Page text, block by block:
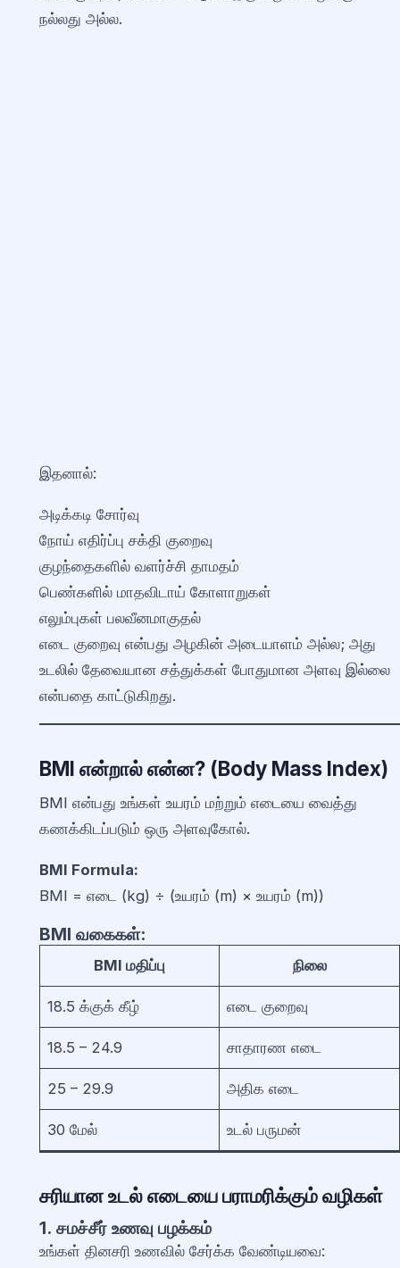
நல்லது அல்ல.
இதனால்:
அடிக்கடி சோர்வு
நோய் எதிர்ப்பு சக்தி குறைவு
குழந்தைகளில் வளர்ச்சி தாமதம்
பெண்களில் மாதவிடாய் கோளாறுகள்
எலும்புகள் பலவீனமாகுதல்
எடை குறைவு என்பது அழகின் அடையாளம் அல்ல; அது
உடலில் தேவையான சத்துக்கள் போதுமான அளவு இல்லை
என்பதை காட்டுகிறது.
BMI என்றால் என்ன? (Body Mass Index)
BMI என்பது உங்கள் உயரம் மற்றும் எடையை வைத்து
கணக்கிடப்படும் ஒரு அளவுகோல்.
BMI Formula:
BMI = எடை (kg) ÷ (உயரம் (m) × உயரம் (m))
BMI வகைகள்:
BMI மதிப்பு நிலை
18.5 க்குக் கீழ் எடை குறைவு
18.5 – 24.9 சாதாரண எடை
25 – 29.9 அதிக எடை
30 மேல் உடல் பருமன்
சரியான உடல் எடையை பராமரிக்கும் வழிகள்
1. சமச்சீர் உணவு பழக்கம்
உங்கள் தினசரி உணவில் சேர்க்க வேண்டியவை: